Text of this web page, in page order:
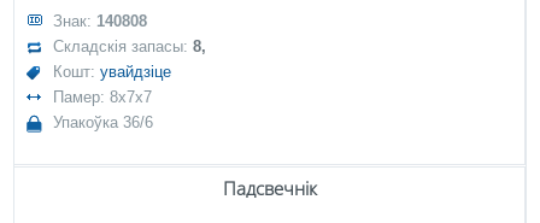
Знак: 140808
Складскія запасы:8,
Кошт:увайдзіце
Памер: 8x7x7
Упакоўка 36/6
Падсвечнік